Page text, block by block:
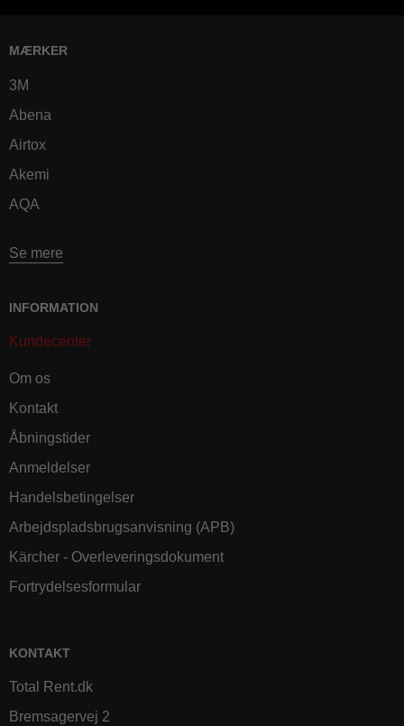
MÆRKER
3M
Abena
Airtox
Akemi
AQA
Se mere
INFORMATION
Kundecenter
Om os
Kontakt
Åbningstider
Anmeldelser
Handelsbetingelser
Arbejdspladsbrugsanvisning (APB)
Kärcher - Overleveringsdokument
Fortrydelsesformular
KONTAKT
Total Rent.dk
Bremsagervej 2